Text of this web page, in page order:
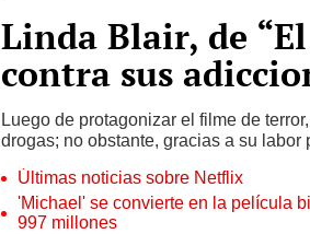
Linda Blair, de
contra sus
Luego de protagonizar el filme de
drogas; no obstante, gracias a su
Últimas noticias sobre Netflix
'Michael' se convierte en la película
997 millones